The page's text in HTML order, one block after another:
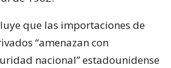
que las importaciones de
“amenazan con
nacional” estadounidense